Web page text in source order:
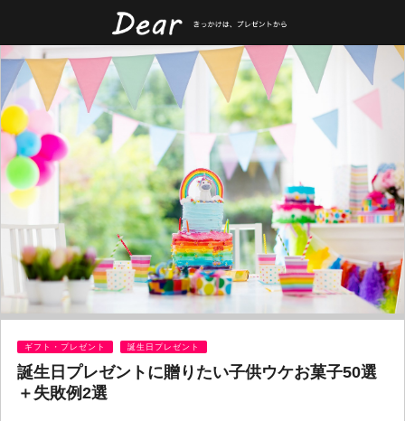
ギフト・プレゼント 誕生日プレゼント
誕生日プレゼントに贈りたい子供ウケお菓子50選
＋失敗例2選